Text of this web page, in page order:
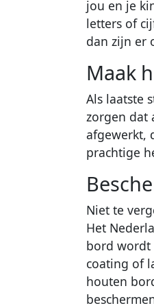
jou en je
letters of
dan zijn er
Maak
Als laatste
zorgen dat
afgewerkt,
prachtige
Niet te
Het
bord wordt
coating of
houten